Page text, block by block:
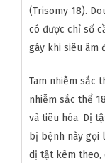
(Trisomy 18).
có được chỉ số
gáy khi siêu âm
Tam nhiễm sắc
nhiễm sắc thể
và tiêu hóa. Dị
bị bệnh này gọi
dị tật kèm theo,